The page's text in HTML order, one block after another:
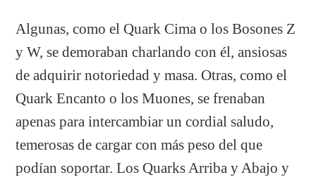
Algunas, como el Quark Cima o los Bosones Z
y W, se demoraban charlando con él, ansiosas
de adquirir notoriedad y masa. Otras, como el
Quark Encanto o los Muones, se frenaban
apenas para intercambiar un cordial saludo,
temerosas de cargar con más peso del que
podían soportar. Los Quarks Arriba y Abajo y